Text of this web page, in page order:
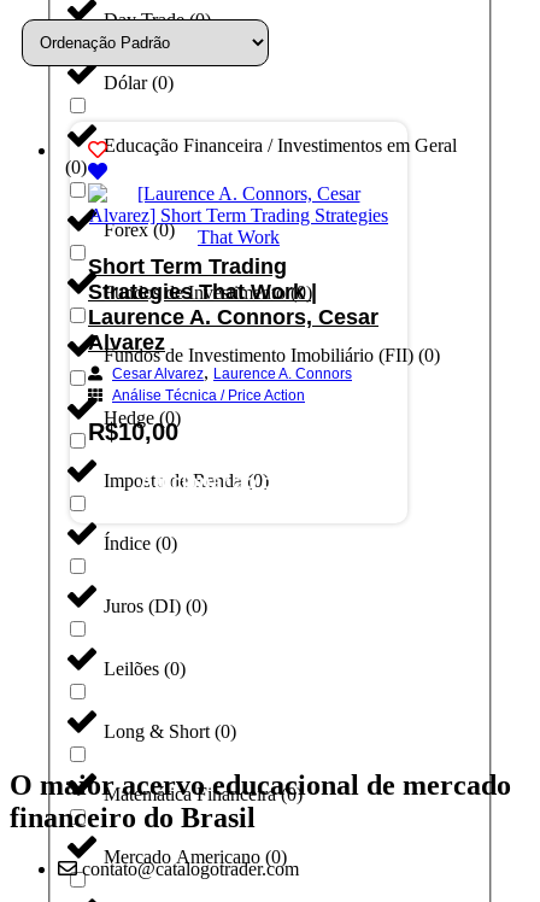
Day Trade(0)
Dólar(0)
Educação Financeira / Investimentos em Geral
(0)
Forex(0)
Fundos de Investimento(0)
Fundos de Investimento Imobiliário (FII) (0)
Hedge(0)
Imposto de Renda (0)
Índice (0)
Juros (DI) (0)
Leilões (0)
Long & Short(0)
Matemática Financeira(0)
Mercado Americano (0)
Short Term Trading
Strategies That Work |
Laurence A. Connors, Cesar
Alvarez
Cesar Alvarez, Laurence A. Connors
Análise Técnica / Price Action
R$10,00
Adicionar ao carrinho
O maior acervo educacional de mercado
financeiro do Brasil
contato@catalogotrader.com